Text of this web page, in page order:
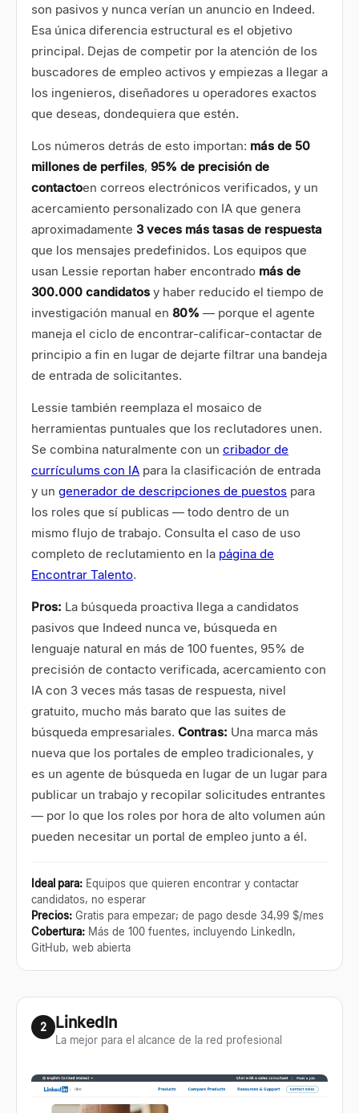
son pasivos y nunca verían un anuncio en Indeed.
Esa única diferencia estructural es el objetivo
principal. Dejas de competir por la atención de los
buscadores de empleo activos y empiezas a llegar a
los ingenieros, diseñadores u operadores exactos
que deseas, dondequiera que estén.
Los números detrás de esto importan: más de 50
millones de perfiles, 95% de precisión de
contactoen correos electrónicos verificados, y un
acercamiento personalizado con IA que genera
aproximadamente 3 veces más tasas de respuesta
que los mensajes predefinidos. Los equipos que
usan Lessie reportan haber encontrado más de
300.000 candidatos y haber reducido el tiempo de
investigación manual en 80% — porque el agente
maneja el ciclo de encontrar-calificar-contactar de
principio a fin en lugar de dejarte filtrar una bandeja
de entrada de solicitantes.
Lessie también reemplaza el mosaico de
herramientas puntuales que los reclutadores unen.
Se combina naturalmente con un cribador de
currículums con IA para la clasificación de entrada
y un generador de descripciones de puestos para
los roles que sí publicas — todo dentro de un
mismo flujo de trabajo. Consulta el caso de uso
completo de reclutamiento en la página de
Encontrar Talento.
Pros: La búsqueda proactiva llega a candidatos
pasivos que Indeed nunca ve, búsqueda en
lenguaje natural en más de 100 fuentes, 95% de
precisión de contacto verificada, acercamiento con
IA con 3 veces más tasas de respuesta, nivel
gratuito, mucho más barato que las suites de
búsqueda empresariales. Contras: Una marca más
nueva que los portales de empleo tradicionales, y
es un agente de búsqueda en lugar de un lugar para
publicar un trabajo y recopilar solicitudes entrantes
— por lo que los roles por hora de alto volumen aún
pueden necesitar un portal de empleo junto a él.
Ideal para: Equipos que quieren encontrar y contactar
candidatos, no esperar
Precios: Gratis para empezar; de pago desde 34,99 $/mes
Cobertura: Más de 100 fuentes, incluyendo LinkedIn,
GitHub, web abierta
2 LinkedIn
La mejor para el alcance de la red profesional